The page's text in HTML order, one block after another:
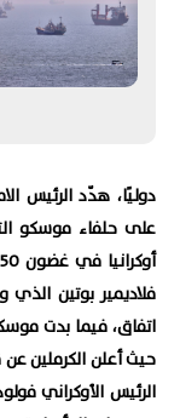
دوليًا، هدّد الرئيس
على حلفاء موسكو
فلاديمير بوتين الذي
اتفاق، فيما بدت
حيث أعلن الكرملين عن
الرئيس الأوكراني